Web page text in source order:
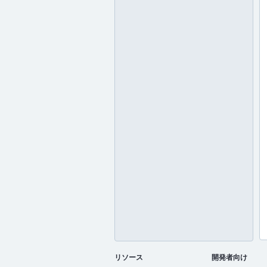
リソース 開発者向け